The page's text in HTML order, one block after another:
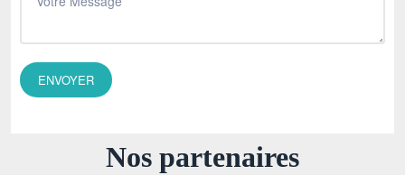
Nos partenaires